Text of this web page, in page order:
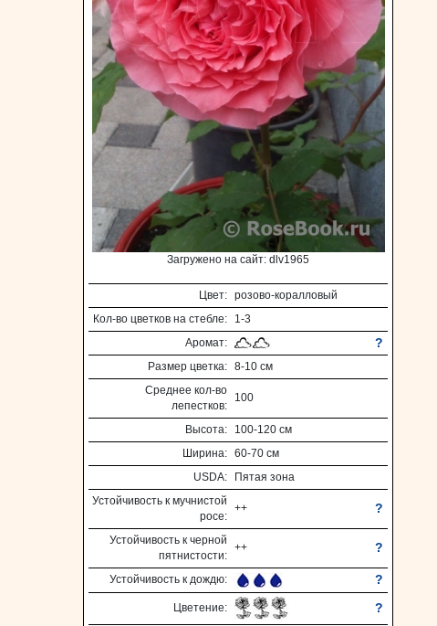
Загружено на сайт: dlv1965
Цвет: розово-коралловый
Кол-во цветков на стебле: 1-3
Аромат: ?
Размер цветка: 8-10 см
Среднее кол-во
лепестков:
100
Высота: 100-120 см
Ширина: 60-70 см
USDA: Пятая зона
Устойчивость к мучнистой
росе:
++ ?
Устойчивость к черной
пятнистости:
++ ?
Устойчивость к дождю: ?
Цветение: ?